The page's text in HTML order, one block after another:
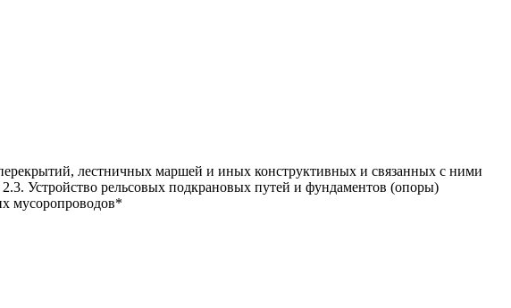
лестничных маршей и иных конструктивных и связанных с ними
Устройство рельсовых подкрановых путей и фундаментов (опоры)
мусоропроводов*